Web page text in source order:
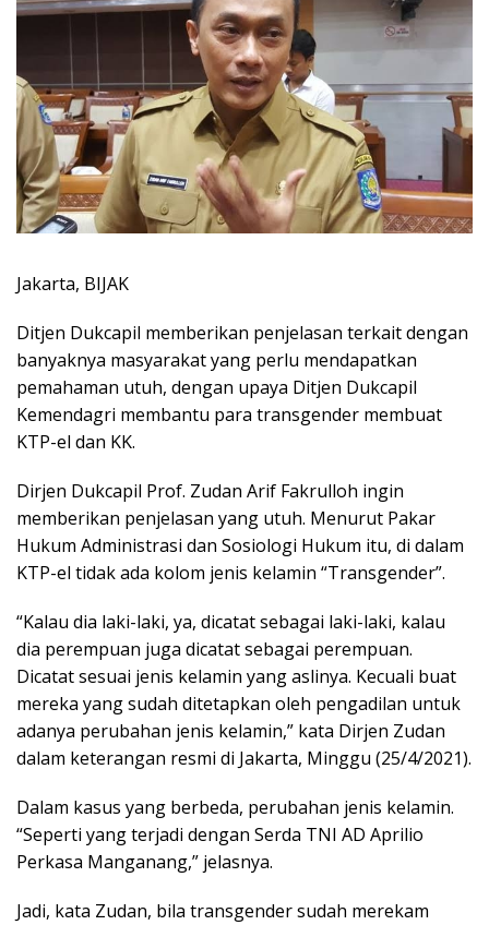
Jakarta, BIJAK
Ditjen Dukcapil memberikan penjelasan terkait dengan
banyaknya masyarakat yang perlu mendapatkan
pemahaman utuh, dengan upaya Ditjen Dukcapil
Kemendagri membantu para transgender membuat
KTP-el dan KK.
Dirjen Dukcapil Prof. Zudan Arif Fakrulloh ingin
memberikan penjelasan yang utuh. Menurut Pakar
Hukum Administrasi dan Sosiologi Hukum itu, di dalam
KTP-el tidak ada kolom jenis kelamin “Transgender”.
“Kalau dia laki-laki, ya, dicatat sebagai laki-laki, kalau
dia perempuan juga dicatat sebagai perempuan.
Dicatat sesuai jenis kelamin yang aslinya. Kecuali buat
mereka yang sudah ditetapkan oleh pengadilan untuk
adanya perubahan jenis kelamin,” kata Dirjen Zudan
dalam keterangan resmi di Jakarta, Minggu (25/4/2021).
Dalam kasus yang berbeda, perubahan jenis kelamin.
“Seperti yang terjadi dengan Serda TNI AD Aprilio
Perkasa Manganang,” jelasnya.
Jadi, kata Zudan, bila transgender sudah merekam